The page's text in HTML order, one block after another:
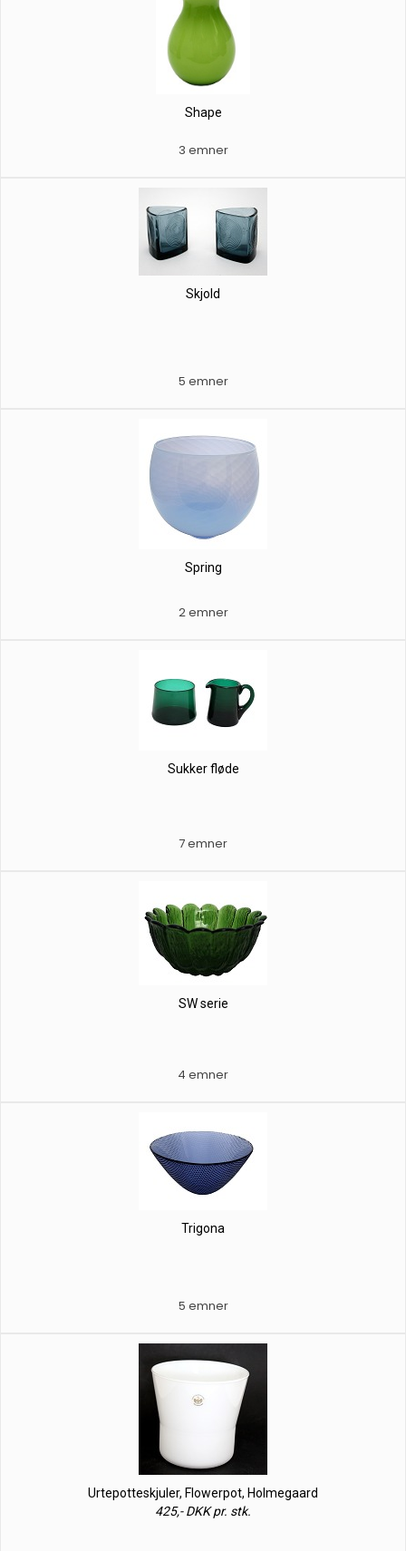
Shape
3 emner
Skjold
5 emner
Spring
2 emner
Sukker fløde
7 emner
SW serie
4 emner
Trigona
5 emner
Urtepotteskjuler, Flowerpot, Holmegaard
425,- DKK pr. stk.